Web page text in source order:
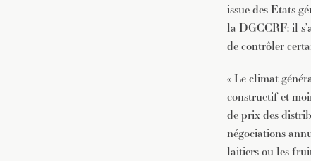
issue des Etats
la DGCCRF: il
de contrôler
« Le climat
constructif et
de prix des
négociations
laitiers ou les